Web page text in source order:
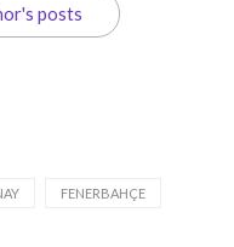
posts
FENERBAHÇE